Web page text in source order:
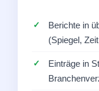
Berichte in
(Spiegel,
Einträge in